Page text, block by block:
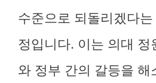
수준으로 되돌리겠다
정입니다. 이는 의대 정
와 정부 간의 갈등을 해